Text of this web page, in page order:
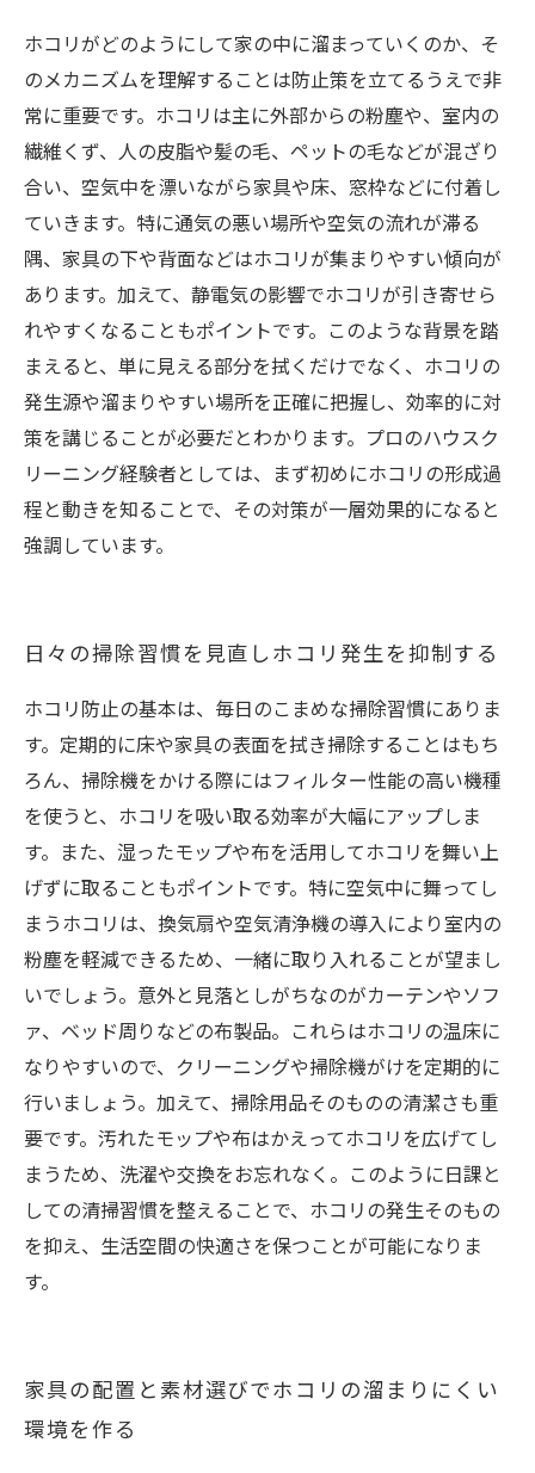
ホコリがどのようにして家の中に溜まっていくのか、そ
のメカニズムを理解することは防止策を立てるうえで非
常に重要です。ホコリは主に外部からの粉塵や、室内の
繊維くず、人の皮脂や髪の毛、ペットの毛などが混ざり
合い、空気中を漂いながら家具や床、窓枠などに付着し
ていきます。特に通気の悪い場所や空気の流れが滞る
隅、家具の下や背面などはホコリが集まりやすい傾向が
あります。加えて、静電気の影響でホコリが引き寄せら
れやすくなることもポイントです。このような背景を踏
まえると、単に見える部分を拭くだけでなく、ホコリの
発生源や溜まりやすい場所を正確に把握し、効率的に対
策を講じることが必要だとわかります。プロのハウスク
リーニング経験者としては、まず初めにホコリの形成過
程と動きを知ることで、その対策が一層効果的になると
強調しています。
日々の掃除習慣を見直しホコリ発生を抑制する
ホコリ防止の基本は、毎日のこまめな掃除習慣にありま
す。定期的に床や家具の表面を拭き掃除することはもち
ろん、掃除機をかける際にはフィルター性能の高い機種
を使うと、ホコリを吸い取る効率が大幅にアップしま
す。また、湿ったモップや布を活用してホコリを舞い上
げずに取ることもポイントです。特に空気中に舞ってし
まうホコリは、換気扇や空気清浄機の導入により室内の
粉塵を軽減できるため、一緒に取り入れることが望まし
いでしょう。意外と見落としがちなのがカーテンやソフ
ァ、ベッド周りなどの布製品。これらはホコリの温床に
なりやすいので、クリーニングや掃除機がけを定期的に
行いましょう。加えて、掃除用品そのものの清潔さも重
要です。汚れたモップや布はかえってホコリを広げてし
まうため、洗濯や交換をお忘れなく。このように日課と
しての清掃習慣を整えることで、ホコリの発生そのもの
を抑え、生活空間の快適さを保つことが可能になりま
す。
家具の配置と素材選びでホコリの溜まりにくい
環境を作る